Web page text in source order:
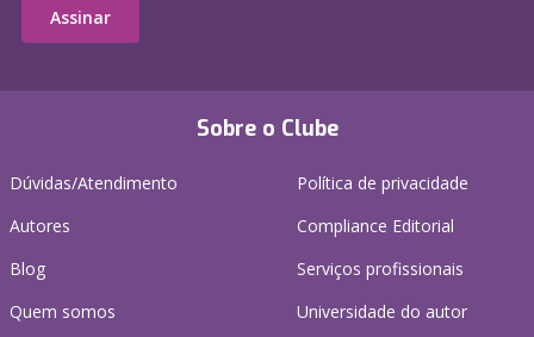
Sobre o Clube
Dúvidas/Atendimento
Autores
Blog
Quem somos
Política de privacidade
Compliance Editorial
Serviços profissionais
Universidade do autor
Assinar